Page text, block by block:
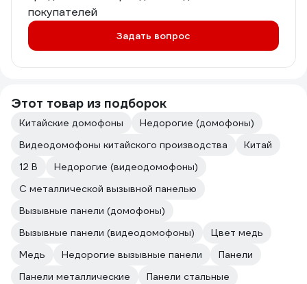
покупателей
Задать вопрос
Этот товар из подборок
Китайские домофоны
Недорогие (домофоны)
Видеодомофоны китайского производства
Китай
12 В
Недорогие (видеодомофоны)
С металлической вызывной панелью
Вызывные панели (домофоны)
Вызывные панели (видеодомофоны)
Цвет медь
Медь
Недорогие вызывные панели
Панели
Панели металлические
Панели стальные